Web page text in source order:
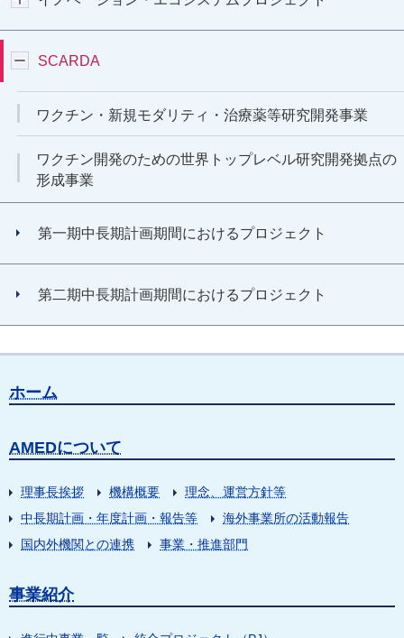
SCARDA
ワクチン・新規モダリティ・治療薬等研究開発事業
ワクチン開発のための世界トップレベル研究開発拠点の
形成事業
第一期中長期計画期間におけるプロジェクト
第二期中長期計画期間におけるプロジェクト
ホーム
AMEDについて
理事長挨拶 機構概要
理念、運営方針等
中長期計画・年度計画・報告等
海外事業所の活動報告
国内外機関との連携
事業・推進部門
事業紹介